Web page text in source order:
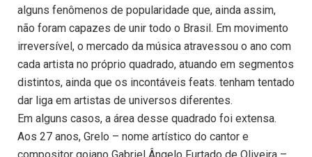
alguns fenômenos de popularidade que, ainda assim,
não foram capazes de unir todo o Brasil. Em movimento
irreversível, o mercado da música atravessou o ano com
cada artista no próprio quadrado, atuando em segmentos
distintos, ainda que os incontáveis feats. tenham tentado
dar liga em artistas de universos diferentes.
Em alguns casos, a área desse quadrado foi extensa.
Aos 27 anos, Grelo – nome artístico do cantor e